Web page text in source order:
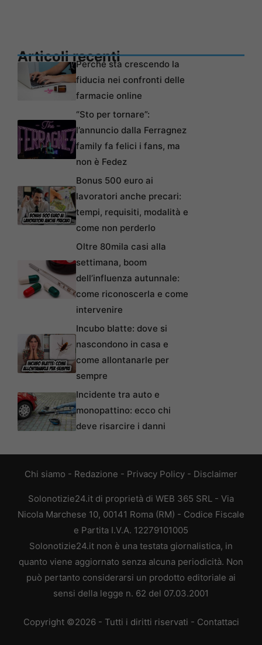
Articoli recentiPerché sta crescendo la
fiducia nei confronti delle
farmacie online
“Sto per tornare”:
l’annuncio dalla Ferragnez
family fa felici i fans, ma
non è Fedez
Bonus 500 euro ai
lavoratori anche precari:
tempi, requisiti, modalità e
come non perderlo
Oltre 80mila casi alla
settimana, boom
dell’influenza autunnale:
come riconoscerla e come
intervenire
Incubo blatte: dove si
nascondono in casa e
come allontanarle per
sempre
Incidente tra auto e
monopattino: ecco chi
deve risarcire i danni
Chi siamo - Redazione - Privacy Policy - Disclaimer
Solonotizie24.it di proprietà di WEB 365 SRL - Via
Nicola Marchese 10, 00141 Roma (RM) - Codice Fiscale
e Partita I.V.A. 12279101005
Solonotizie24.it non è una testata giornalistica, in
quanto viene aggiornato senza alcuna periodicità. Non
può pertanto considerarsi un prodotto editoriale ai
sensi della legge n. 62 del 07.03.2001
Copyright ©2026 - Tutti i diritti riservati - Contattaci